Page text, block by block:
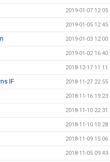
2019-01-07 12:05
2019-01-05 12:45
2019-01-03 12:00
2019-01-02 16:40
2018-12-17 11:11
IF 2018-11-27 22:55
2018-11-16 19:23
2018-11-10 22:31
2018-11-10 10:28
2018-11-09 15:06
2018-11-05 09:43